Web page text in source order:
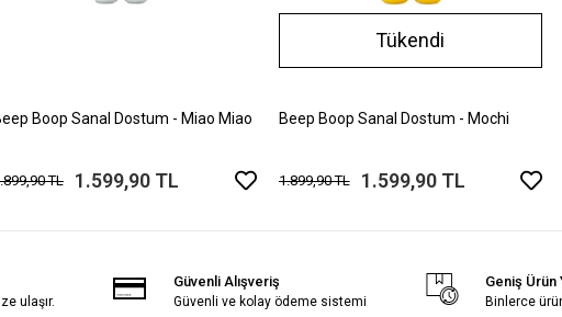
Boop Sanal Dostum - Miao Miao
TL 1.599,90 TL
Tükendi
Beep Boop Sanal Dostum - Mochi
1.899,90 TL 1.599,90 TL
ulaşır.
Güvenli Alışveriş
Güvenli ve kolay ödeme sistemi
Geniş
Binlerce